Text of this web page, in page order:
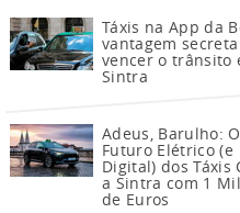
Táxis na App da
vantagem
vencer o trânsito
Sintra
Adeus, Barulho: O
Futuro Elétrico (e
Digital) dos Táxis
a Sintra com 1
de Euros